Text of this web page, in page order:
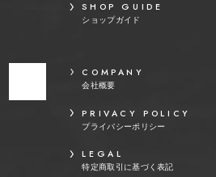
SHOP GUIDE
ショップガイド
COMPANY
会社概要
PRIVACY POLICY
プライバシーポリシー
LEGAL
特定商取引に基づく表記